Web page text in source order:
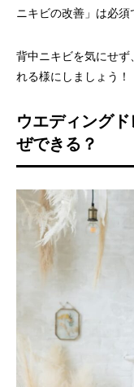
ニキビの改善」は必須
背中ニキビを気にせず
れる様にしましょう！
ウエディング
ぜできる？